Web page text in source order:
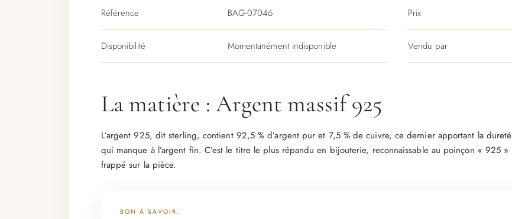
Référence BAG-07046 Prix
Disponibilité Momentanément indisponible Vendu par
La matière : Argent massif 925
L’argent 925, dit sterling, contient 92,5 % d’argent pur et 7,5 % de cuivre, ce dernier apportant la dureté
qui manque à l’argent fin. C’est le titre le plus répandu en bijouterie, reconnaissable au poinçon « 925 »
frappé sur la pièce.
BON À SAVOIR.